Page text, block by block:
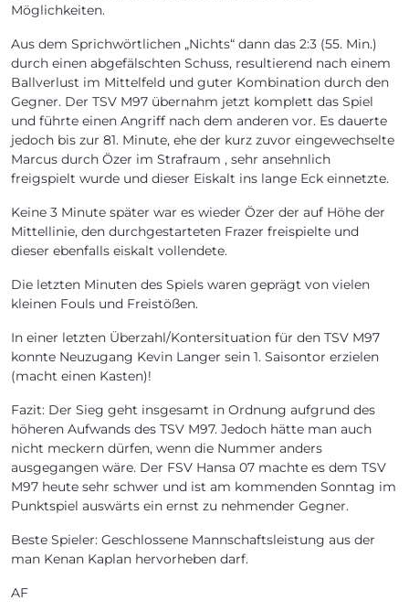
Möglichkeiten.
Aus dem Sprichwörtlichen „Nichts“ dann das 2:3 (55. Min.)
durch einen abgefälschten Schuss, resultierend nach einem
Ballverlust im Mittelfeld und guter Kombination durch den
Gegner. Der TSV M97 übernahm jetzt komplett das Spiel
und führte einen Angriff nach dem anderen vor. Es dauerte
jedoch bis zur 81. Minute, ehe der kurz zuvor eingewechselte
Marcus durch Özer im Strafraum , sehr ansehnlich
freigspielt wurde und dieser Eiskalt ins lange Eck einnetzte.
Keine 3 Minute später war es wieder Özer der auf Höhe der
Mittellinie, den durchgestarteten Frazer freispielte und
dieser ebenfalls eiskalt vollendete.
Die letzten Minuten des Spiels waren geprägt von vielen
kleinen Fouls und Freistößen.
In einer letzten Überzahl/Kontersituation für den TSV M97
konnte Neuzugang Kevin Langer sein 1. Saisontor erzielen
(macht einen Kasten)!
Fazit: Der Sieg geht insgesamt in Ordnung aufgrund des
höheren Aufwands des TSV M97. Jedoch hätte man auch
nicht meckern dürfen, wenn die Nummer anders
ausgegangen wäre. Der FSV Hansa 07 machte es dem TSV
M97 heute sehr schwer und ist am kommenden Sonntag im
Punktspiel auswärts ein ernst zu nehmender Gegner.
Beste Spieler: Geschlossene Mannschaftsleistung aus der
man Kenan Kaplan hervorheben darf.
AF